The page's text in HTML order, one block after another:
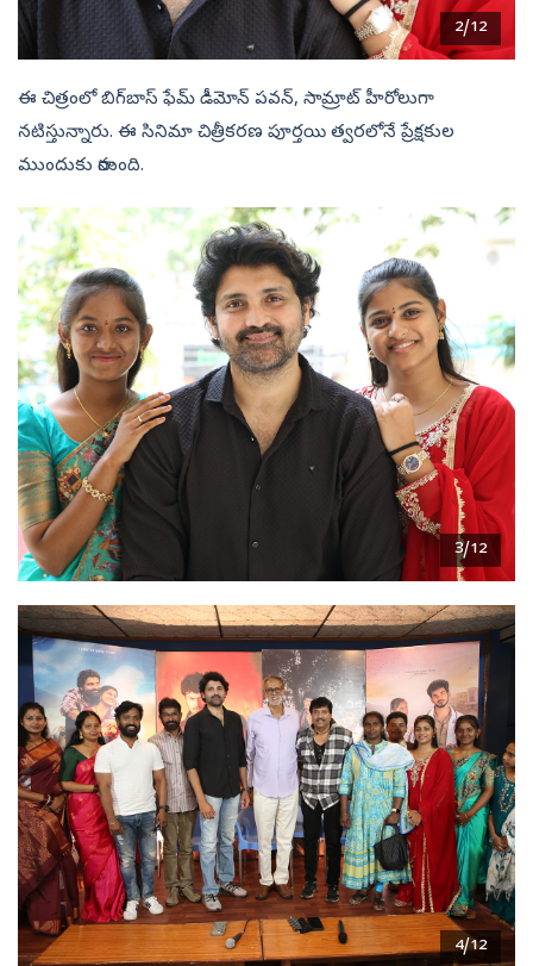
2/12
ఈ చిత్రంలో బిగ్‌బాస్ ఫేమ్ డీమోన్ పవన్, సామ్రాట్ హీరోలుగా
నటిస్తున్నారు. ఈ సినిమా చిత్రీకరణ పూర్తయి త్వరలోనే ప్రేక్షకుల
ముందుకు రానుంది.
3/12
4/12